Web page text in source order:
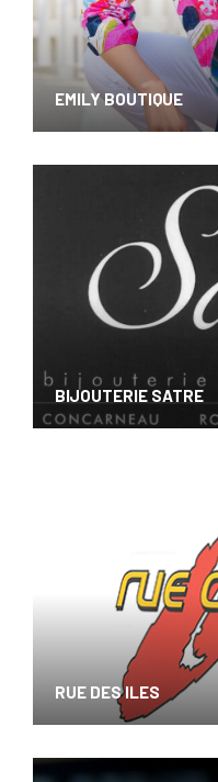
EMILY BOUTIQUE
BIJOUTERIE SATRE
RUE DES ILES